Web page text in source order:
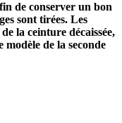
de conserver un bon
sont tirées. Les
la ceinture décaissée,
modèle de la seconde